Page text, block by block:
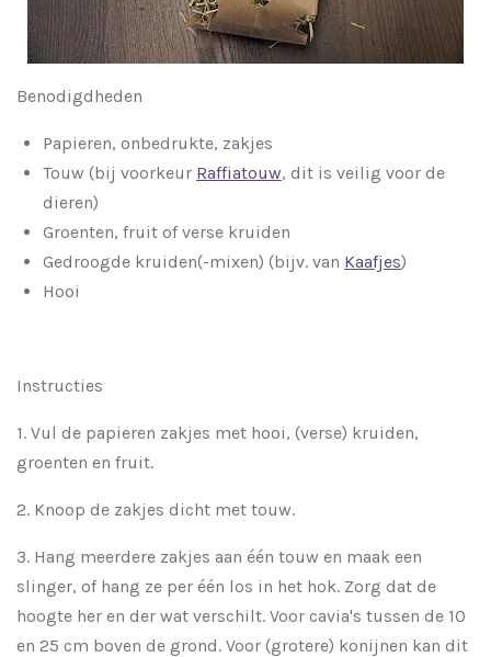
Benodigdheden
Papieren, onbedrukte, zakjes
Touw (bij voorkeur Raffiatouw, dit is veilig voor de
dieren)
Groenten, fruit of verse kruiden
Gedroogde kruiden(-mixen) (bijv. van Kaafjes)
Hooi
Instructies
1. Vul de papieren zakjes met hooi, (verse) kruiden,
groenten en fruit.
2. Knoop de zakjes dicht met touw.
3. Hang meerdere zakjes aan één touw en maak een
slinger, of hang ze per één los in het hok. Zorg dat de
hoogte her en der wat verschilt. Voor cavia's tussen de 10
en 25 cm boven de grond. Voor (grotere) konijnen kan dit